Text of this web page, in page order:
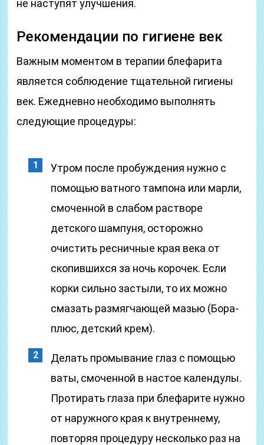
не наступят улучшения.
Рекомендации по гигиене век
Важным моментом в терапии блефарита
является соблюдение тщательной гигиены
век. Ежедневно необходимо выполнять
следующие процедуры:
Утром после пробуждения нужно с
помощью ватного тампона или марли,
смоченной в слабом растворе
детского шампуня, осторожно
очистить ресничные края века от
скопившихся за ночь корочек. Если
корки сильно застыли, то их можно
смазать размягчающей мазью (Бора-
плюс, детский крем).
Делать промывание глаз с помощью
ваты, смоченной в настое календулы.
Протирать глаза при блефарите нужно
от наружного края к внутреннему,
повторяя процедуру несколько раз на